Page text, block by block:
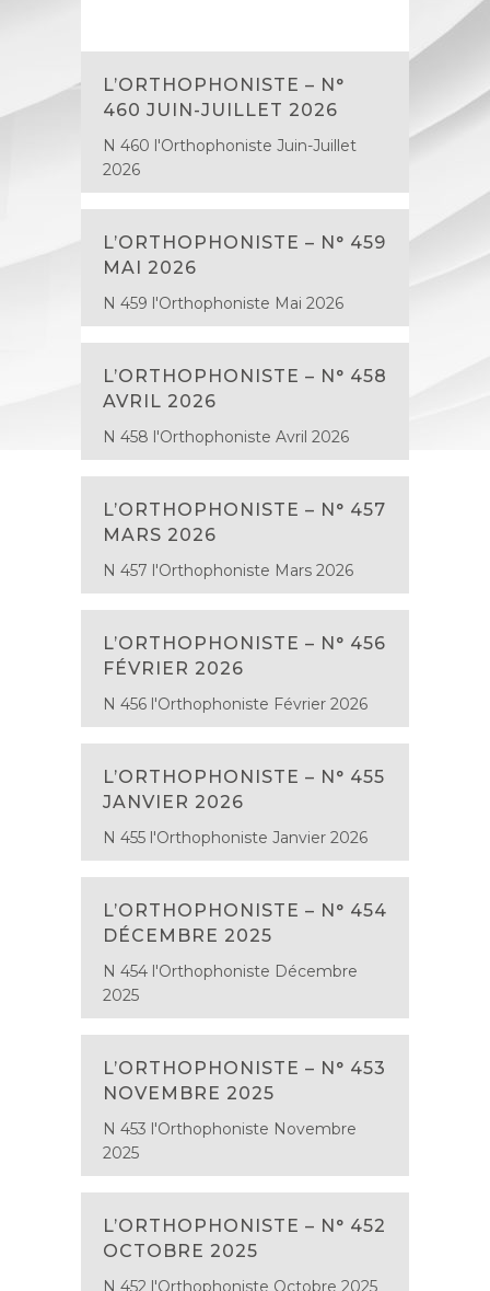
L’ORTHOPHONISTE – N°
460 JUIN-JUILLET 2026
N 460 l'Orthophoniste Juin-Juillet
2026
L’ORTHOPHONISTE – N° 459
MAI 2026
N 459 l'Orthophoniste Mai 2026
L’ORTHOPHONISTE – N° 458
AVRIL 2026
N 458 l'Orthophoniste Avril 2026
L’ORTHOPHONISTE – N° 457
MARS 2026
N 457 l'Orthophoniste Mars 2026
L’ORTHOPHONISTE – N° 456
FÉVRIER 2026
N 456 l'Orthophoniste Février 2026
L’ORTHOPHONISTE – N° 455
JANVIER 2026
N 455 l'Orthophoniste Janvier 2026
L’ORTHOPHONISTE – N° 454
DÉCEMBRE 2025
N 454 l'Orthophoniste Décembre
2025
L’ORTHOPHONISTE – N° 453
NOVEMBRE 2025
N 453 l'Orthophoniste Novembre
2025
L’ORTHOPHONISTE – N° 452
OCTOBRE 2025
N 452 l'Orthophoniste Octobre 2025